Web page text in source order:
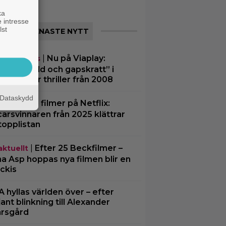
SENASTE NYTT
| Nu på Viaplay:
våld och gapskratt” i
thriller från 2008
|3 nya filmer på Netflix:
från 2025 klättrar
| Efter 25 Beckfilmer –
Asp hoppas nya filmen blir en
hyllas världen över – efter
blinkning till Alexander
intresse
Dataskydd